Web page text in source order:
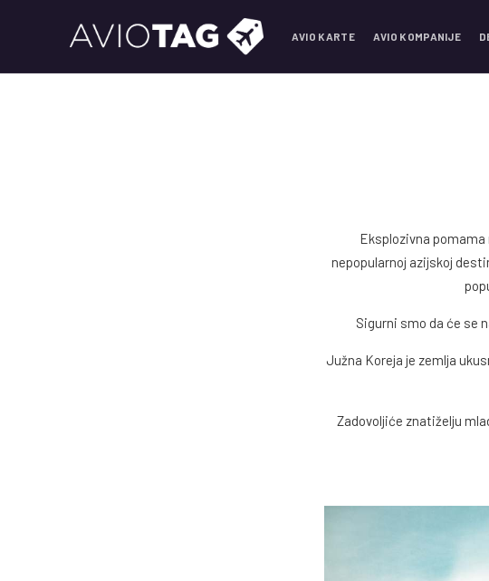
AVIO KARTE AVIO KOMPANIJE
Eksplozivna
nepopularnoj azijskoj
Sigurni smo da će se
Južna Koreja je zemlja
Zadovoljiće znatiželju